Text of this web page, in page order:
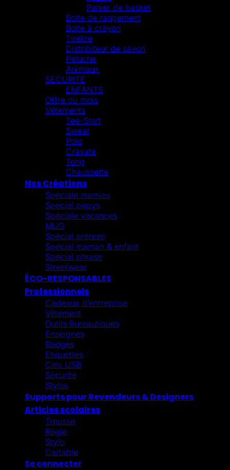
Panier de basket
Boite de rangement
Boite à crayon
Tirelire
Distribiteur de savon
Peluche
Animaux
SECURITÉ
ENFANTS
Offre du mois
Vêtements
Tee-Shirt
Sweat
Polo
Cravate
Tong
Chaussette
Nos Créations
Spéciale mamies
Spécial papys
Spéciale vacances
MUG
Spécial prénom
Spécial maman & enfant
Spécial phrase
Streetwear
ÉCO-RESPONSABLES
Professionnels
Cadeaux d’entreprise
Vêtement
Outils Bureautiques
Enseignes
Badges
Etiquettes
Clés USB
Sécurité
Stylos
Supports pour Revendeurs & Designers
Articles scolaires
Trousse
Régle
Stylo
Cartable
Se connecter